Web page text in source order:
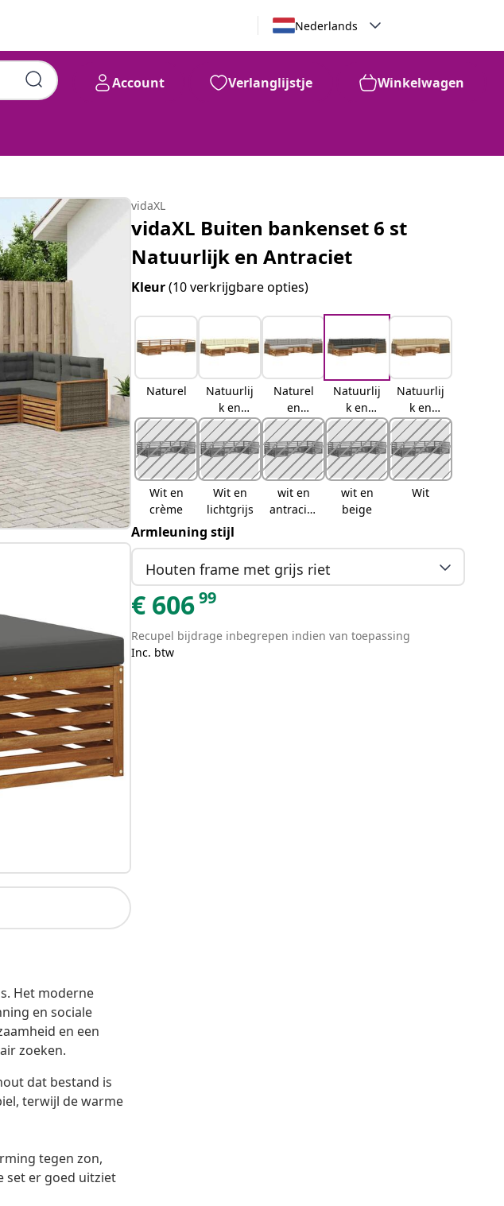
Nederlands
Account Verlanglijstje Winkelwagen
Het moderne
en sociale
en een
zoeken.
dat bestand is
terwijl de warme
tegen zon,
set er goed uitziet
vidaXL
vidaXL Buiten bankenset 6 st
Natuurlijk en Antraciet
Kleur(10 verkrijgbare opties)
Naturel
Natuurlij
k en
crème
Naturel
en
lichtgrijs
Natuurlij
k en
antraciet
Natuurlij
k en
beige
Wit en
crème
Wit en
lichtgrijs
wit en
antraciet
wit en
beige
Wit
Armleuning stijl
Houten frame met grijs riet
€ 60699
Recupel bijdrage inbegrepen indien van toepassing
Inc. btw